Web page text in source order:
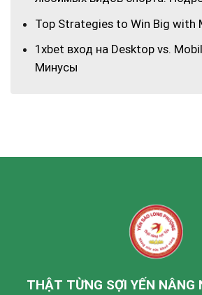
Top Strategies to Win Big with
1xbet вход на Desktop vs.
Минусы
THẬT TỪNG SỢI YẾN NÂNG